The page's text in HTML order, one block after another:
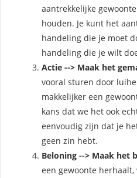
aantrekkelijke
houden. Je kunt het
handeling die je moet
handeling die je wilt
Actie --> Maak het
vooral sturen door
makkelijker een
kans dat we het ook
eenvoudig zijn dat je
geen zin hebt.
Beloning --> Maak het
een gewoonte